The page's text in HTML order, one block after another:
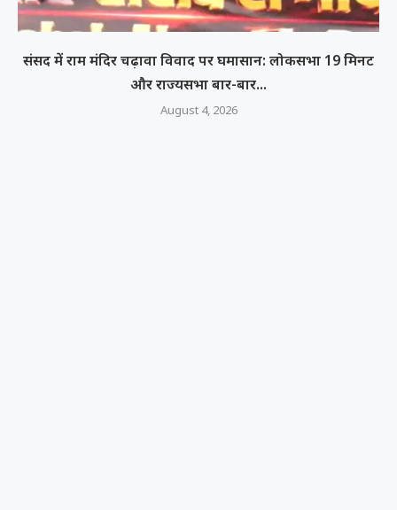
संसद में राम मंदिर चढ़ावा विवाद पर घमासान: लोकसभा 19 मिनट
और राज्यसभा बार-बार...
August 4, 2026